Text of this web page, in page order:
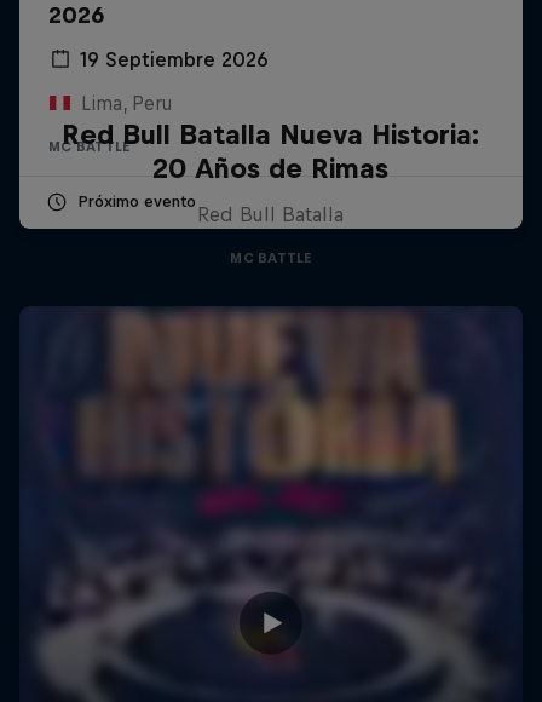
2026
19 Septiembre 2026
Lima, Peru
MC BATTLE
Próximo evento
Red Bull Batalla Nueva Historia:
20 Años de Rimas
Red Bull Batalla
MC BATTLE